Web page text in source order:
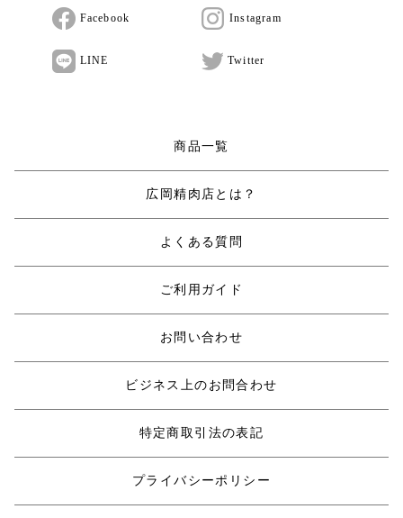
Facebook Instagram
LINE Twitter
商品一覧
広岡精肉店とは？
よくある質問
ご利用ガイド
お問い合わせ
ビジネス上のお問合わせ
特定商取引法の表記
プライバシーポリシー